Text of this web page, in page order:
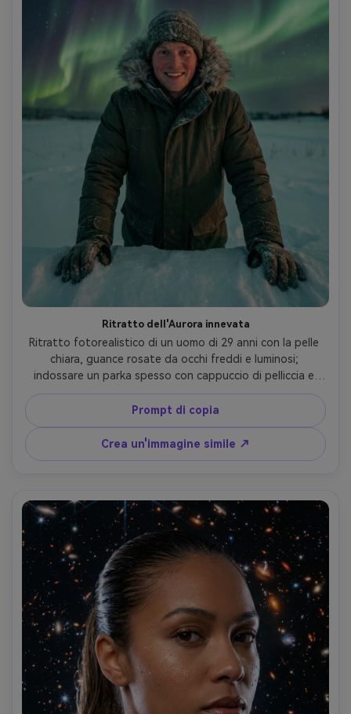
Ritratto dell'Aurora innevata
Ritratto fotorealistico di un uomo di 29 anni con la pelle
chiara, guance rosate da occhi freddi e luminosi;
indossare un parka spesso con cappuccio di pelliccia e
guanti; in piedi in un paesaggio innevato sotto tende
verdi di aurora e stelle; Chiave fresca dell'aurora
ambientale con riempimento morbido per mantenere i
dettagli del viso; Canon R6 Mark II, 85mm f/1.8;
Inquadratura in vita, leggermente basso angolo; umore
dell'aurora, alta risoluzione-AR 4:5
Prompt di copia
Crea un'immagine simile ↗